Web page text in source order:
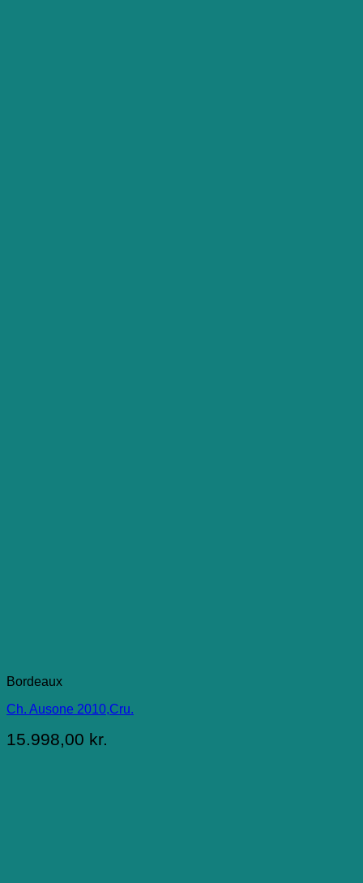
Bordeaux
Ch. Ausone 2010,Cru.
15.998,00 kr.